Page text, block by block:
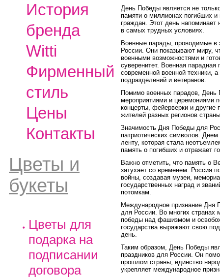
История
бренда
Witti
Фирменный
стиль
Цены
Контакты
Цветы и
букеты
Цветы для
подарка на
подписании
договора
День Победы является не
памяти о миллионах погибших и
граждан. Этот день напоминает
в самых трудных условиях.
Военные парады, проводимые
России. Они показывают миру,
военными возможностями и
суверенитет. Военная
современной военной техники,
подразделений и ветеранов.
Помимо военных парадов, День
мероприятиями и церемониями
концерты, фейерверки и
жителей разных регионов
Значимость Дня Победы для
патриотических символов.
ленту, которая стала
память о погибших и отражает
Важно отметить, что память о
затухает со временем. Россия
войны, создавая музеи,
государственных наград и
потомкам.
Международное признание Дня
для России. Во многих странах
победы над фашизмом и
государства выражают свою
день.
Таким образом, День Победы
праздников для России. Он
прошлом страны, единство
укрепляет международное